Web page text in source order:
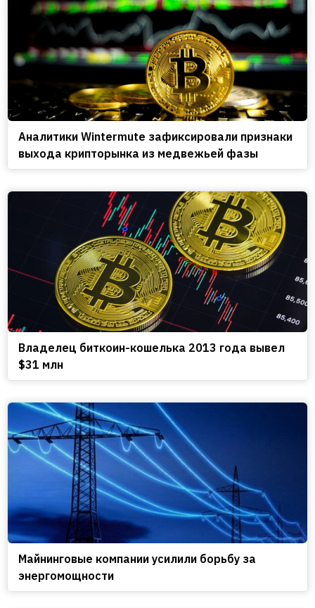
Аналитики Wintermute зафиксировали признаки
выхода крипторынка из медвежьей фазы
Владелец биткоин-кошелька 2013 года вывел
$31 млн
Майнинговые компании усилили борьбу за
энергомощности